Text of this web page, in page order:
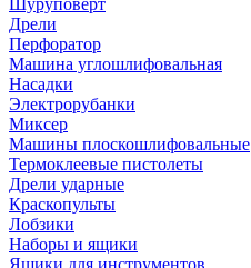
Шуруповерт
Дрели
Перфоратор
Машина углошлифовальная
Насадки
Электрорубанки
Миксер
Машины плоскошлифовальные
Термоклеевые пистолеты
Дрели ударные
Краскопульты
Лобзики
Наборы и ящики
Ящики для инструментов